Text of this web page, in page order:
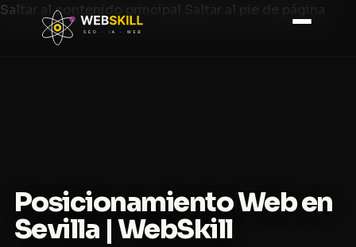
Saltar al contenido principal Saltar al pie de página
Posicionamiento Web en
Sevilla | WebSkill